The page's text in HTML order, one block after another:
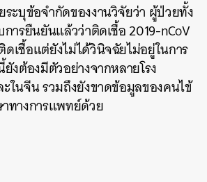
ระบุข้อจำกัดของงานวิจัยว่า ผู้ป่วยทั้ง
ารยืนยันแล้วว่าติดเชื้อ 2019-nCoV
เชื้อแต่ยังไม่ได้วินิจฉัยไม่อยู่ในการ
งต้องมีตัวอย่างจากหลายโรง
ในจีน รวมถึงยังขาดข้อมูลของคนไข้
ทางการแพทย์ด้วย